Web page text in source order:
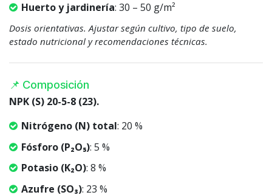
Huerto y jardinería: 30 – 50 g/m²
Dosis orientativas. Ajustar según cultivo, tipo de suelo,
estado nutricional y recomendaciones técnicas.
📌 Composición
NPK (S) 20-5-8 (23).
Nitrógeno (N) total: 20 %
Fósforo (P₂O₅): 5 %
Potasio (K₂O): 8 %
Azufre (SO₃): 23 %